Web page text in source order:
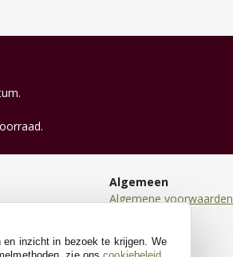
Algemeen
Algemene voorwaarden
Cookies
en inzicht in bezoek te krijgen. We